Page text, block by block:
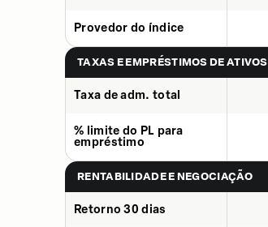
Provedor do índice
TAXAS E EMPRÉSTIMOS DE ATIVOS
Taxa de adm. total
% limite do PL para
empréstimo
RENTABILIDADE E NEGOCIAÇÃO
Retorno 30 dias